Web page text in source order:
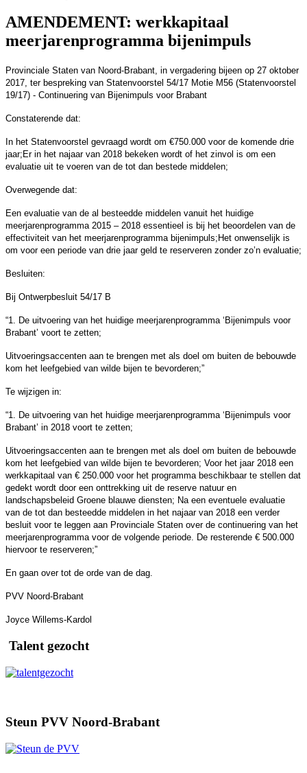
AMENDEMENT: werkkapitaal
meerjarenprogramma bijenimpuls
Provinciale Staten van Noord-Brabant, in vergadering bijeen op 27 oktober
2017, ter bespreking van Statenvoorstel 54/17 Motie M56 (Statenvoorstel
19/17) - Continuering van Bijenimpuls voor Brabant
Constaterende dat:
In het Statenvoorstel gevraagd wordt om €750.000 voor de komende drie
jaar;Er in het najaar van 2018 bekeken wordt of het zinvol is om een
evaluatie uit te voeren van de tot dan bestede middelen;
Overwegende dat:
Een evaluatie van de al besteedde middelen vanuit het huidige
meerjarenprogramma 2015 – 2018 essentieel is bij het beoordelen van de
effectiviteit van het meerjarenprogramma bijenimpuls;Het onwenselijk is
om voor een periode van drie jaar geld te reserveren zonder zo’n evaluatie;
Besluiten:
Bij Ontwerpbesluit 54/17 B
“1. De uitvoering van het huidige meerjarenprogramma ‘Bijenimpuls voor
Brabant’ voort te zetten;
Uitvoeringsaccenten aan te brengen met als doel om buiten de bebouwde
kom het leefgebied van wilde bijen te bevorderen;”
Te wijzigen in:
“1. De uitvoering van het huidige meerjarenprogramma ‘Bijenimpuls voor
Brabant’ in 2018 voort te zetten;
Uitvoeringsaccenten aan te brengen met als doel om buiten de bebouwde
kom het leefgebied van wilde bijen te bevorderen; Voor het jaar 2018 een
werkkapitaal van € 250.000 voor het programma beschikbaar te stellen dat
gedekt wordt door een onttrekking uit de reserve natuur en
landschapsbeleid Groene blauwe diensten; Na een eventuele evaluatie
van de tot dan besteedde middelen in het najaar van 2018 een verder
besluit voor te leggen aan Provinciale Staten over de continuering van het
meerjarenprogramma voor de volgende periode. De resterende € 500.000
hiervoor te reserveren;”
En gaan over tot de orde van de dag.
PVV Noord-Brabant
Joyce Willems-Kardol
Talent gezocht
Steun PVV Noord-Brabant